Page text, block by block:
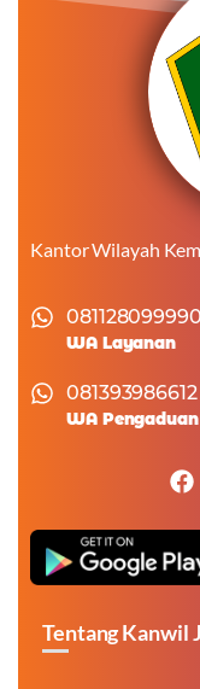
Kantor Wilayah
081128099990
WA Layanan
081393986612
WA Pengaduan
Tentang Kanwil